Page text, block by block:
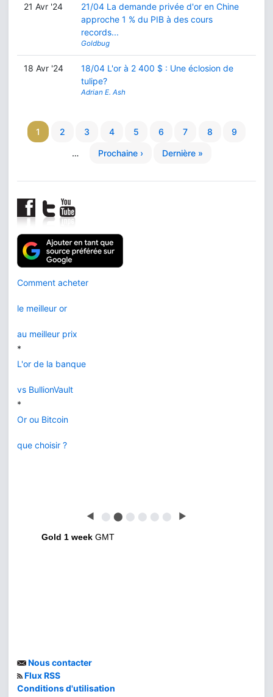
21 Avr '24
21/04 La demande privée d'or en Chine
approche 1 % du PIB à des cours
records...
Goldbug
18 Avr '24
18/04 L'or à 2 400 $ : Une éclosion de
tulipe?
Adrian E. Ash
1 2 3 4 5 6 7 8 9
… Prochaine › Dernière »
Comment acheter
le meilleur or
au meilleur prix
*
L'or de la banque
vs BullionVault
*
Or ou Bitcoin
que choisir ?
◀ ⬤ ⬤ ⬤ ⬤ ⬤ ⬤ ▶
Gold 1 week GMT
Nous contacter
Flux RSS
Conditions d'utilisation